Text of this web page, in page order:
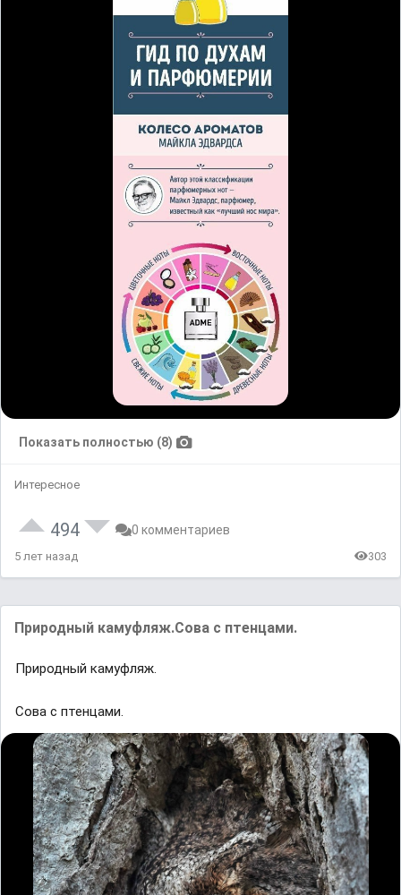
Показать полностью (8)
Интересное
494 0 комментариев
5 лет назад 303
Природный камуфляж.Сова с птенцами.
Природный камуфляж.
Сова с птенцами.